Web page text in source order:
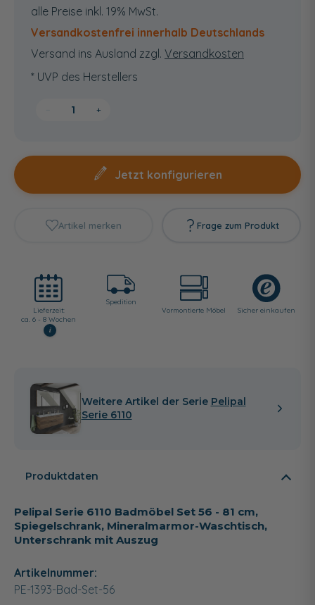
alle Preise inkl. 19% MwSt.
Versandkostenfrei innerhalb Deutschlands
Versand ins Ausland zzgl. Versandkosten
* UVP des Herstellers
+
Jetzt konfigurieren
Artikel merken Frage zum Produkt
Lieferzeit:
ca. 6 - 8 Wochen
i
Spedition
Vormontierte Möbel
Sicher einkaufen
Weitere Artikel der Serie Pelipal
Serie 6110
Produktdaten
Pelipal Serie 6110 Badmöbel Set 56 - 81 cm,
Spiegelschrank, Mineralmarmor-Waschtisch,
Unterschrank mit Auszug
Artikelnummer:
PE-1393-Bad-Set-56